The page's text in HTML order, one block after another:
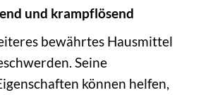
und krampflösend
bewährtes Hausmittel
Seine
können helfen,